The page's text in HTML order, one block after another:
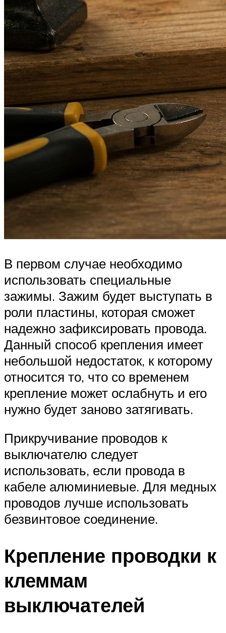
В первом случае необходимо
использовать специальные
зажимы. Зажим будет выступать в
роли пластины, которая сможет
надежно зафиксировать провода.
Данный способ крепления имеет
небольшой недостаток, к которому
относится то, что со временем
крепление может ослабнуть и его
нужно будет заново затягивать.
Прикручивание проводов к
выключателю следует
использовать, если провода в
кабеле алюминиевые. Для медных
проводов лучше использовать
безвинтовое соединение.
Крепление проводки к
клеммам
выключателей